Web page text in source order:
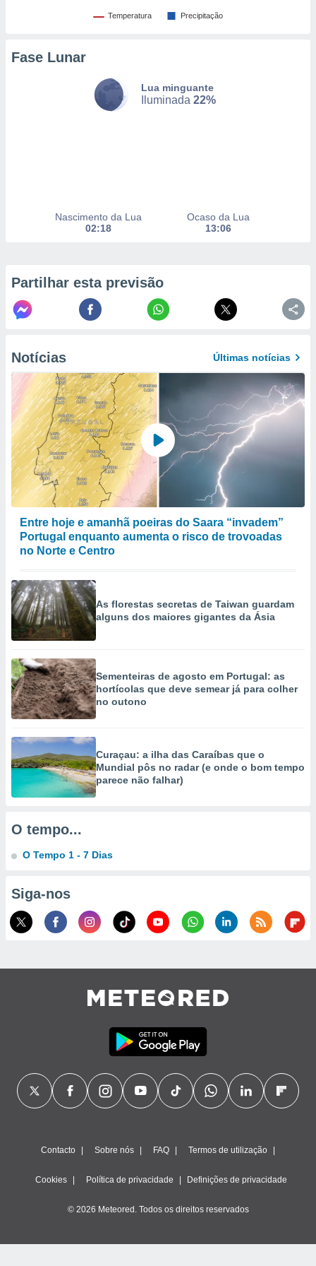
em “
na
utilizar
criar
medir
da
medir o
dos
os
de
de dados
fontes,
e melhorar
através
e
de
Temperatura Precipitação
Fase Lunar
Lua minguante
Iluminada 22%
Nascimento da Lua
02:18
Ocaso da Lua
13:06
Partilhar esta previsão
Notícias Últimas notícias
Entre hoje e amanhã poeiras do Saara “invadem”
Portugal enquanto aumenta o risco de trovoadas
no Norte e Centro
As florestas secretas de Taiwan guardam
alguns dos maiores gigantes da Ásia
Sementeiras de agosto em Portugal: as
hortícolas que deve semear já para colher
no outono
Curaçau: a ilha das Caraíbas que o
Mundial pôs no radar (e onde o bom tempo
parece não falhar)
O tempo...
O Tempo 1 - 7 Dias
Siga-nos
Contacto Sobre nós FAQ Termos de utilização
Cookies Política de privacidade Definições de privacidade
© 2026 Meteored. Todos os direitos reservados